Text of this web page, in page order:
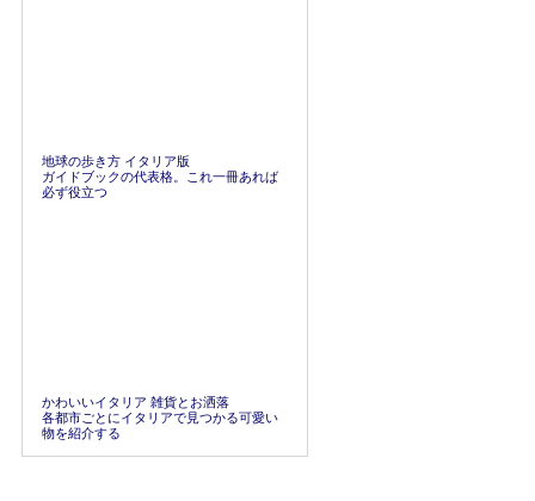
地球の歩き方 イタリア版
ガイドブックの代表格。これ一冊あれば
必ず役立つ
かわいいイタリア 雑貨とお洒落
各都市ごとにイタリアで見つかる可愛い
物を紹介する